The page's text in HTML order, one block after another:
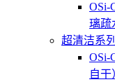
OSi-
璃疏
超清洁系
OSi-
自干